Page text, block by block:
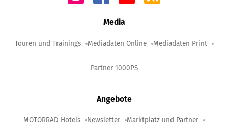
Media
Touren und Trainings Mediadaten Online Mediadaten Print
Partner 1000PS
Angebote
MOTORRAD Hotels Newsletter Marktplatz und Partner